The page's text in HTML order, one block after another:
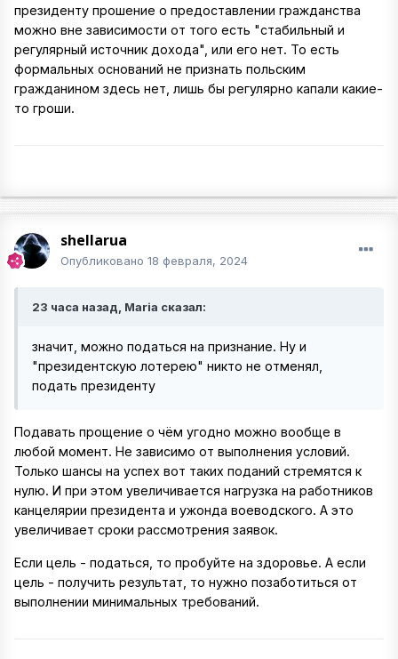
президенту прошение о предоставлении гражданства
можно вне зависимости от того есть "стабильный и
регулярный источник дохода", или его нет. То есть
формальных оснований не признать польским
гражданином здесь нет, лишь бы регулярно капали какие-
то гроши.
shellarua
Опубликовано 18 февраля, 2024
23 часа назад, Maria сказал:
значит, можно податься на признание. Ну и
"президентскую лотерею" никто не отменял,
подать президенту
Подавать прощение о чём угодно можно вообще в
любой момент. Не зависимо от выполнения условий.
Только шансы на успех вот таких поданий стремятся к
нулю. И при этом увеличивается нагрузка на работников
канцелярии президента и ужонда воеводского. А это
увеличивает сроки рассмотрения заявок.
Если цель - податься, то пробуйте на здоровье. А если
цель - получить результат, то нужно позаботиться от
выполнении минимальных требований.